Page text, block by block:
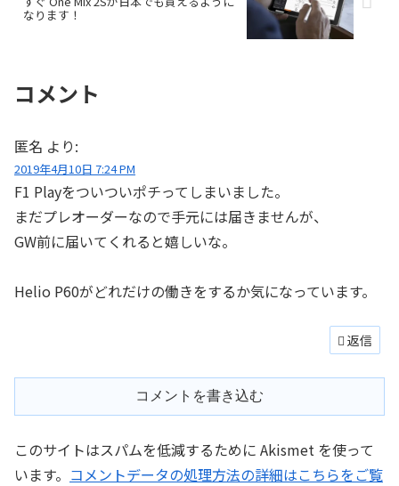
なります！
コメント
匿名 より:
2019年4月10日 7:24 PM
F1 Playをついついポチってしまいました。
まだプレオーダーなので手元には届きませんが、
GW前に届いてくれると嬉しいな。
Helio P60がどれだけの働きをするか気になっています。
返信
コメントを書き込む
このサイトはスパムを低減するために Akismet を使って
います。 コメントデータの処理方法の詳細はこちらをご覧